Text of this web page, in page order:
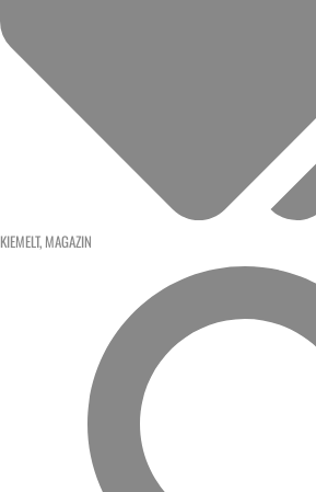
KIEMELT, MAGAZIN